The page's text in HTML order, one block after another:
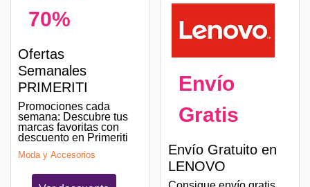
70%
Ofertas
Semanales
PRIMERITI
Promociones cada
semana: Descubre tus
marcas favoritas con
descuento en Primeriti
Moda y Accesorios
Envío
Gratis
Envío Gratuito en
LENOVO